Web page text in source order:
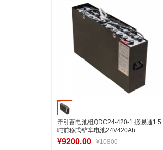
牵引蓄电池组QDC24-420-1 搬易通1.5
吨前移式铲车电池24V420Ah
¥9200.00 ¥10800